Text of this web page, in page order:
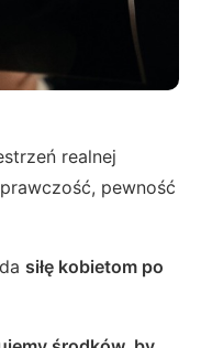
realnej
pewność
siłę kobietom po